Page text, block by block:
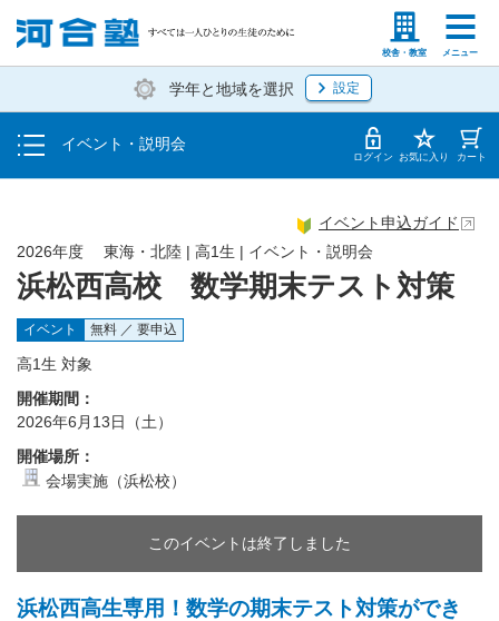
校舎・教室 メニュー
塾生の方 高等学校の先生
学年と地域を選択 設定
イベント・説明会
入塾説明会
体験授業 ログイン お気に入り カート
浜松西高校 数学期末テスト対策
2026年度 東海・北陸 | 高1生 | イベント・説明会
イベント申込ガイド
イベント 無料 ／ 要申込
高1生 対象
開催期間：
2026年6月13日（土）
開催場所：
会場実施（浜松校）
このイベントは終了しました
浜松西高生専用！数学の期末テスト対策ができ